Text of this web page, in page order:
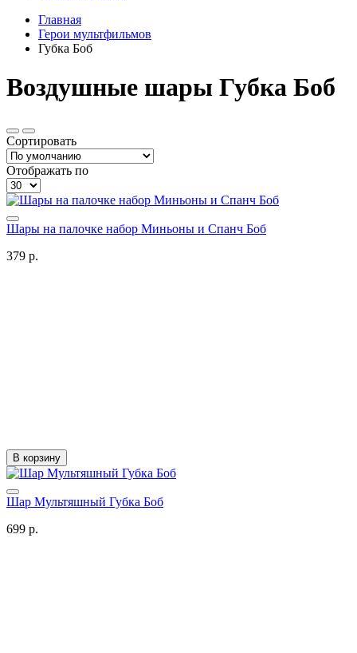
Главная
Герои мультфильмов
Губка Боб
Воздушные шары Губка Боб
Сортировать
Отображать по
Шары на палочке набор Миньоны и Спанч Боб
379 р.
В корзину
Шар Мультяшный Губка Боб
699 р.